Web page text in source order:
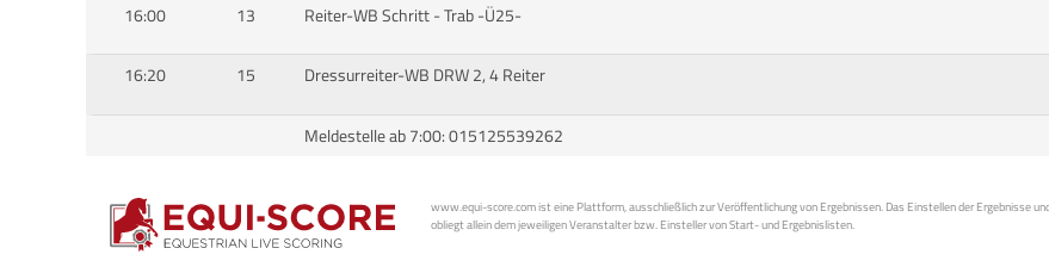
16:00 13 Reiter-WB Schritt - Trab -Ü25-
16:20 15 Dressurreiter-WB DRW 2, 4 Reiter
Meldestelle ab 7:00: 015125539262
www.equi-score.com ist eine Plattform, ausschließlich zur Veröffentlichung von Ergebnissen. Das Einstellen der Ergebnisse
obliegt allein dem jeweiligen Veranstalter bzw. Einsteller von Start- und Ergebnislisten.